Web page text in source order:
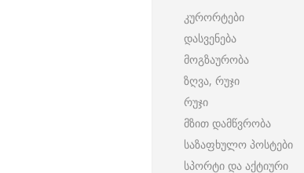
კურორტები
დასვენება
მოგზაურობა
ზღვა, რუჯი
რუჯი
მზით დამწვრობა
საზაფხულო პოსტები
სპორტი და აქტიური